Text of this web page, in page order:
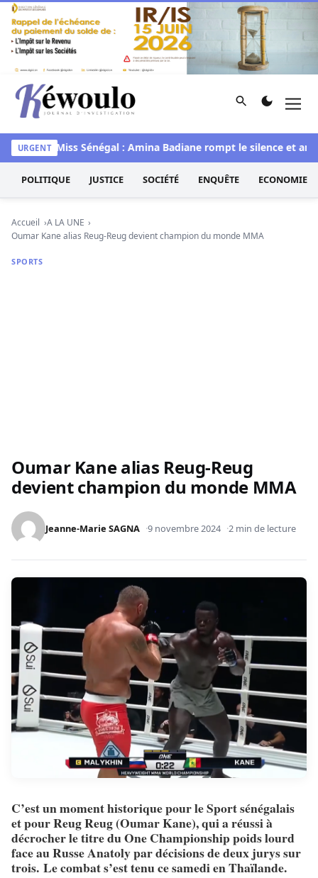
Aller au contenu
Kéwoulo, le premier site d'information et d'investigation
Rechercher
URGENTMiss Sénégal : Amina Badiane rompt le silence et
POLITIQUE JUSTICE SOCIÉTÉ ENQUÊTE ECONOMIE
Accueil
A LA UNE
Oumar Kane alias Reug-Reug devient champion du monde MMA
SPORTS
Oumar Kane alias Reug-Reug
devient champion du monde MMA
Jeanne-Marie SAGNA 9 novembre 2024 2 min de lecture
C’est un moment historique pour le Sport sénégalais
et pour Reug Reug (Oumar Kane), qui a réussi à
décrocher le titre du One Championship poids lourd
face au Russe Anatoly par décisions de deux jurys sur
trois. Le combat s’est tenu ce samedi en Thaïlande.